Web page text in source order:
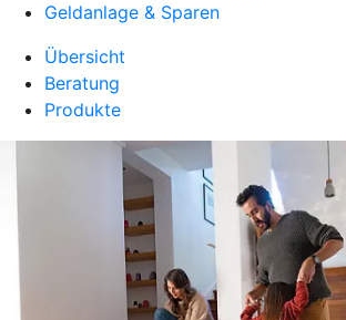
Geldanlage & Sparen
Übersicht
Beratung
Produkte